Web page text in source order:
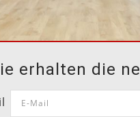
erhalten die